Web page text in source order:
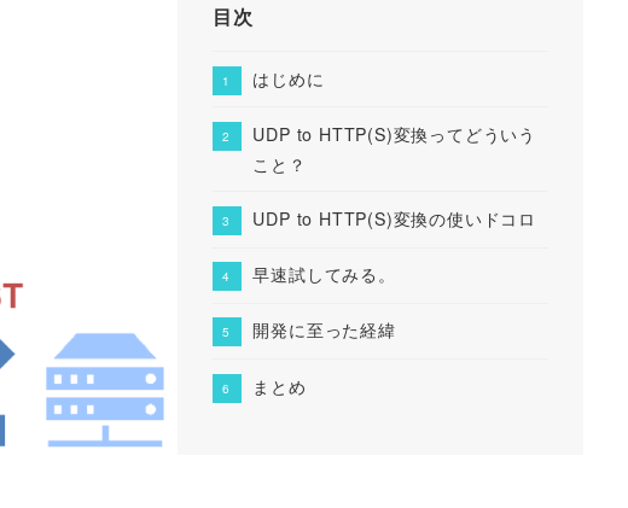
目次
はじめに
UDP to HTTP(S)変換ってどういう
こと？
UDP to HTTP(S)変換の使いドコロ
早速試してみる。
開発に至った経緯
まとめ